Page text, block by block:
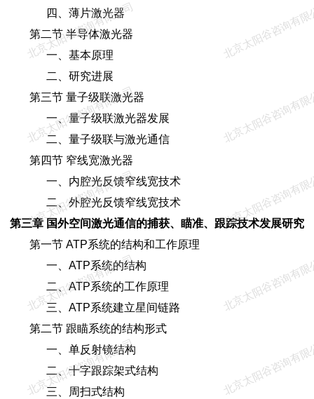
四、薄片激光器
第二节 半导体激光器
一、基本原理
二、研究进展
第三节 量子级联激光器
一、量子级联激光器发展
二、量子级联与激光通信
第四节 窄线宽激光器
一、内腔光反馈窄线宽技术
二、外腔光反馈窄线宽技术
第三章 国外空间激光通信的捕获、瞄准、跟踪技术发展研究
第一节 ATP系统的结构和工作原理
一、ATP系统的结构
二、ATP系统的工作原理
三、ATP系统建立星间链路
第二节 跟瞄系统的结构形式
一、单反射镜结构
二、十字跟踪架式结构
三、周扫式结构
北京太阳谷咨询有限公司
北京太阳谷咨询
北京太阳谷咨询有限公司
北京太阳谷咨询
北京太阳谷咨询有限公司
北京太阳谷咨询
北京太阳谷咨询有限公司
北京太阳谷咨询
北京太阳谷咨询有限公司
北京太阳谷咨询